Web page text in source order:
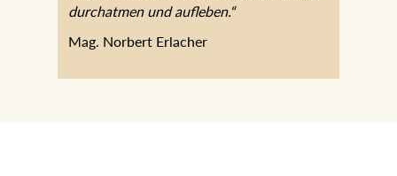
durchatmen und aufleben.“
Mag. Norbert Erlacher